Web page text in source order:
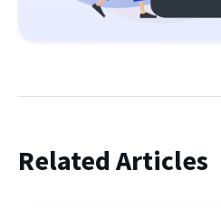
Related Articles